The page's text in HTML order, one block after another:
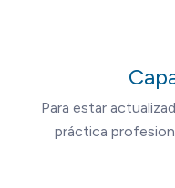
Para estar
práctica